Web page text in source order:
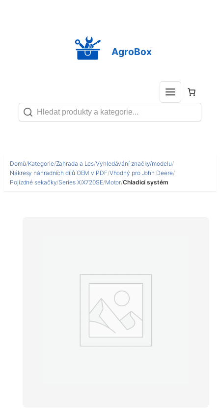
AgroBox
Domů/Kategorie/Zahrada a Les/Vyhledávání značky/modelu/
Nákresy náhradních dílů OEM v PDF/Vhodný pro John Deere/
Pojízdné sekačky/Series X/X720SE/Motor/Chladicí systém